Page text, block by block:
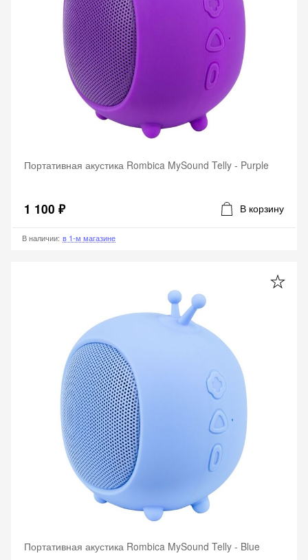
Портативная акустика Rombica MySound Telly - Purple
1 100 ₽ В корзину
В наличии: в 1-м магазине
Портативная акустика Rombica MySound Telly - Blue